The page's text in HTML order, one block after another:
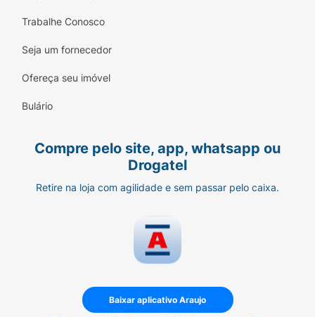
Trabalhe Conosco
Seja um fornecedor
Ofereça seu imóvel
Bulário
Compre pelo site, app, whatsapp ou
Drogatel
Retire na loja com agilidade e sem passar pelo caixa.
Baixar aplicativo Araujo